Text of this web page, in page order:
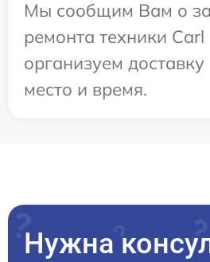
Мы сообщим Вам о
ремонта техники
организуем
место и время.
Нужна